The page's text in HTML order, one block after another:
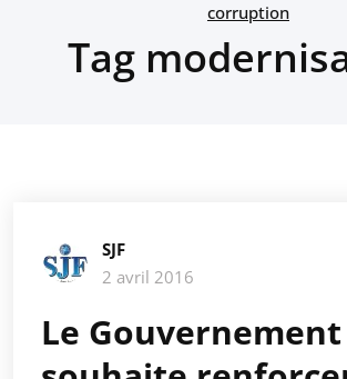
corruption
Tag
SJF
2 avril 2016
Le Gouvernement